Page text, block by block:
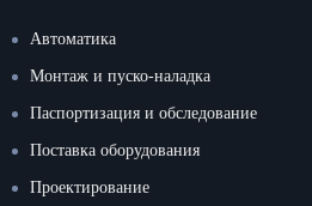
Автоматика
Монтаж и пуско-наладка
Паспортизация и обследование
Поставка оборудования
Проектирование